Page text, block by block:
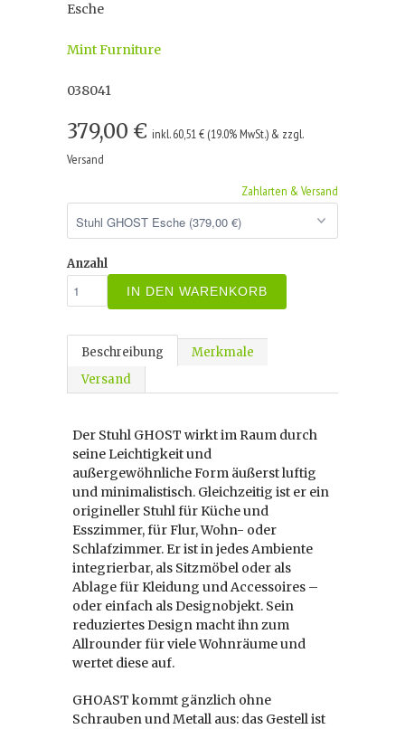
Esche
Mint Furniture
038041
379,00 € inkl. 60,51 € (19.0% MwSt.) & zzgl.
Versand
Zahlarten & Versand
Anzahl
IN DEN WARENKORB
Beschreibung
Merkmale
Versand
Der Stuhl GHOST wirkt im Raum durch
seine Leichtigkeit und
außergewöhnliche Form äußerst luftig
und minimalistisch. Gleichzeitig ist er ein
origineller Stuhl für Küche und
Esszimmer, für Flur, Wohn- oder
Schlafzimmer. Er ist in jedes Ambiente
integrierbar, als Sitzmöbel oder als
Ablage für Kleidung und Accessoires –
oder einfach als Designobjekt. Sein
reduziertes Design macht ihn zum
Allrounder für viele Wohnräume und
wertet diese auf.
GHOAST kommt gänzlich ohne
Schrauben und Metall aus: das Gestell ist